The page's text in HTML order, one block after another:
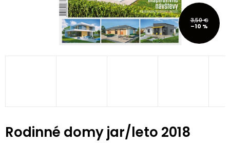
3,50 €
–10 %
Rodinné domy jar/leto 2018